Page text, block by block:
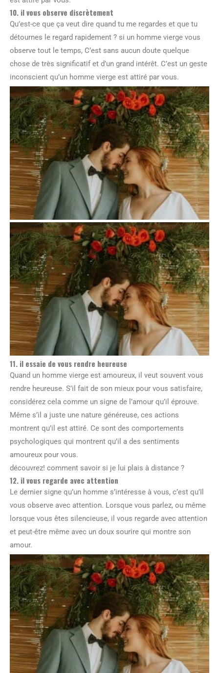
10. il vous observe discrètement
Qu’est-ce que ça veut dire quand tu me regardes et que tu
détournes le regard rapidement ? si un homme vierge vous
observe tout le temps, C’est sans aucun doute quelque
chose de très significatif et d’un grand intérêt. C’est un geste
inconscient qu’un homme vierge est attiré par vous.
11. il essaie de vous rendre heureuse
Quand un homme vierge est amoureux, il veut souvent vous
rendre heureuse. S’il fait de son mieux pour vous satisfaire,
considérez cela comme un signe de l’amour qu’il éprouve.
Même s’il a juste une nature généreuse, ces actions
montrent qu’il est attiré. Ce sont des comportements
psychologiques qui montrent qu’il a des sentiments
amoureux pour vous.
découvrez! comment savoir si je lui plais à distance ?
12. il vous regarde avec attention
Le dernier signe qu’un homme s’intéresse à vous, c’est qu’Il
vous observe avec attention. Lorsque vous parlez, ou même
lorsque vous êtes silencieuse, il vous regarde avec attention
et peut-être même avec un doux sourire qui montre son
amour.